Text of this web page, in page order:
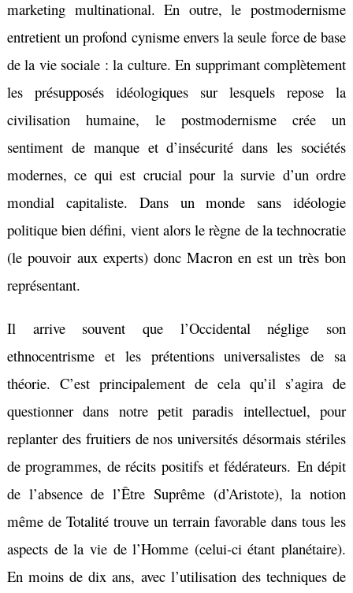
marketing multinational. En outre, le postmodernisme
entretient un profond cynisme envers la seule force de base
de la vie sociale : la culture. En supprimant complètement
les présupposés idéologiques sur lesquels repose la
civilisation humaine, le postmodernisme crée un
sentiment de manque et d’insécurité dans les sociétés
modernes, ce qui est crucial pour la survie d’un ordre
mondial capitaliste. Dans un monde sans idéologie
politique bien défini, vient alors le règne de latechnocratie
(le pouvoir aux experts) donc Macron en est un très bon
représentant.
Il arrive souvent que l’Occidental néglige son
ethnocentrisme et les prétentions universalistes de sa
théorie. C’est principalement de cela qu’il s’agira de
questionner dans notre petit paradis intellectuel, pour
replanter des fruitiers de nos universités désormais stériles
de programmes, de récits positifs et fédérateurs. En dépit
de l’absence de l’Être Suprême (d’Aristote), la notion
même de Totalité trouve un terrain favorable dans tous les
aspects de la vie de l’Homme (celui-ci étant planétaire).
En moins de dix ans, avec l’utilisation des techniques de